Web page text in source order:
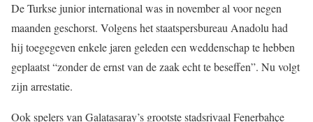
De Turkse junior international was in november al voor negen
maanden geschorst. Volgens het staatspersbureau Anadolu had
hij toegegeven enkele jaren geleden een weddenschap te hebben
geplaatst “zonder de ernst van de zaak echt te beseffen”. Nu volgt
zijn arrestatie.
Ook spelers van Galatasaray’s grootste stadsrivaal Fenerbahçe